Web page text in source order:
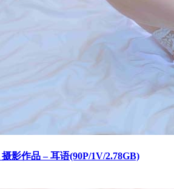
摄影作品 – 耳语(90P/1V/2.78GB)